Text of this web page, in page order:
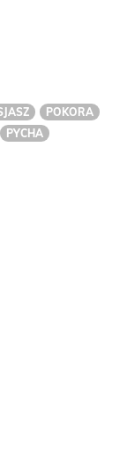
POKORA
PYCHA